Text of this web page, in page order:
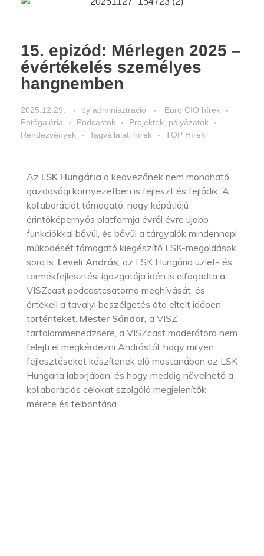
15. epizód: Mérlegen 2025 –
évértékelés személyes
hangnemben
2025.12.29. by adminisztracio
Euro CIO hírek
Fotógaléria
Podcastok
Projektek, pályázatok
Rendezvények
Tagvállalati hírek TOP Hírek
Az LSK Hungária a kedvezőnek nem mondható
gazdasági környezetben is fejleszt és fejlődik. A
kollaborációt támogató, nagy képátlójú
érintőképernyős platformja évről évre újabb
funkciókkal bővül, és bővül a tárgyalók mindennapi
működését támogató kiegészítő LSK-megoldások
sora is. Leveli András, az LSK Hungária üzlet- és
termékfejlesztési igazgatója idén is elfogadta a
VISZcast podcastcsatorna meghívását, és
értékeli a tavalyi beszélgetés óta eltelt időben
történteket. Mester Sándor, a VISZ
tartalommenedzsere, a VISZcast moderátora nem
felejti el megkérdezni Andrástól, hogy milyen
fejlesztéseket készítenek elő mostanában az LSK
Hungária laborjában, és hogy meddig növelhető a
kollaborációs célokat szolgáló megjelenítők
mérete és felbontása.